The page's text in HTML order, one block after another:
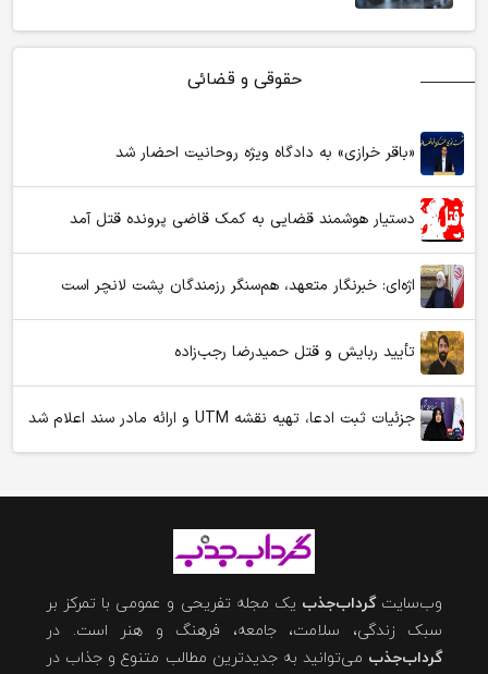
حقوقی و قضائی
«باقر خرازی» به دادگاه ویژه روحانیت احضار شد
دستیار هوشمند قضایی به کمک قاضی پرونده قتل آمد
اژه‌ای: خبرنگار متعهد، هم‌سنگر رزمندگان پشت لانچر است
تأیید ربایش و قتل حمیدرضا رجب‌زاده
جزئیات ثبت ادعا، تهیه نقشه UTM و ارائه مادر سند اعلام شد
وب‌سایتگرداب‌جذب یک مجله تفریحی و عمومی با تمرکز بر
سبک زندگی، سلامت، جامعه، فرهنگ و هنر است. در
گرداب‌جذب می‌توانید به جدیدترین مطالب متنوع و جذاب در